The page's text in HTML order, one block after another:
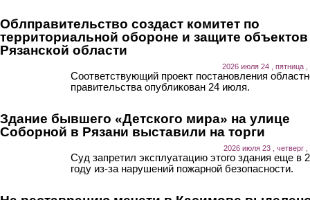
Облправительство создаст комитет по
территориальной обороне и защите объектов
Рязанской области
2026 июля 24 , пятница ,
Соответствующий проект постановления
правительства опубликован 24 июля.
Здание бывшего «Детского мира» на улице
Соборной в Рязани выставили на торги
2026 июля 23 , четверг ,
Суд запретил эксплуатацию этого здания еще в
году из-за нарушений пожарной безопасности.